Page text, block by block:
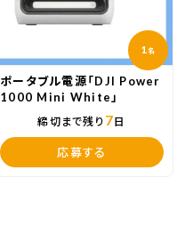
1 名
ポータブル電源「DJI Power
1000 Mini White」
締切まで残り 7日
応募する